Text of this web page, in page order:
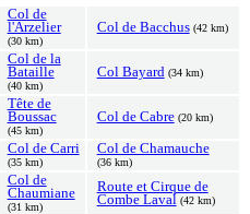
Col de
l'Arzelier
(30 km)
Col de Bacchus (42 km)
Col de la
Bataille
(40 km)
Col Bayard (34 km)
Tête de
Boussac
(45 km)
Col de Cabre (20 km)
Col de Carri
(35 km)
Col de Chamauche
(36 km)
Col de
Chaumiane
(31 km)
Route et Cirque de
Combe Laval (42 km)